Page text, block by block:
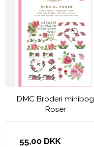
DMC Broderi minibog
Roser
55,00 DKK